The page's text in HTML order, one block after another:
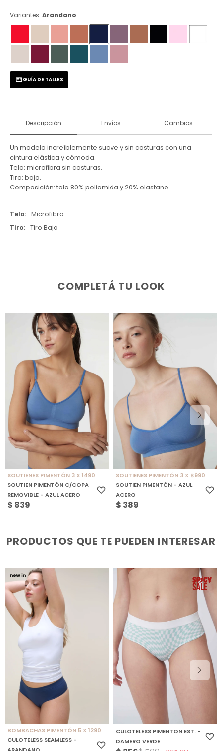
Variantes: Arandano
GUÍA DE TALLES
Descripción Envíos Cambios
Un modelo increíblemente suave y sin costuras con una
cintura elástica y cómoda.
Tela: microfibra sin costuras.
Tiro: bajo.
Composición: tela 80% poliamida y 20% elastano.
Tela
Microfibra
Tiro
Tiro Bajo
COMPLETÁ TU LOOK
SOUTIENES PIMENTÓN 3 X 1490
SOUTIEN PIMENTÓN C/COPA
REMOVIBLE - AZUL ACERO
$ 839
SOUTIENES PIMENTÓN 3 X $990
SOUTIEN PIMENTÓN - AZUL
ACERO
$ 389
PRODUCTOS QUE TE PUEDEN INTERESAR
BOMBACHAS PIMENTÓN 5 X 1290
CULOTELESS SEAMLESS -
CULOTELESS PIMENTON EST. -
DAMERO VERDE